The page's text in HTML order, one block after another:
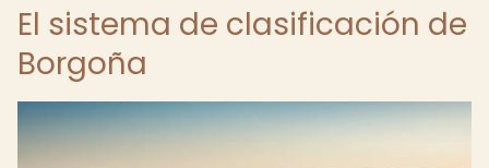
El sistema de clasificación de
Borgoña